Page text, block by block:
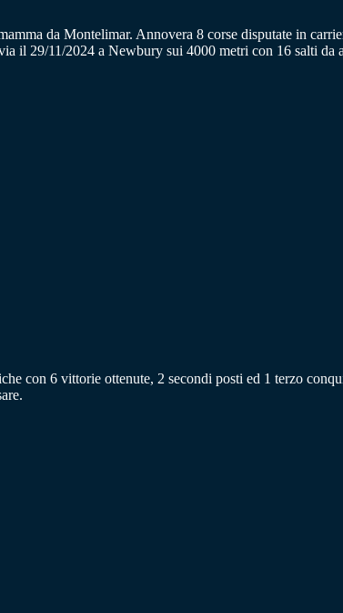
da Montelimar. Annovera 8 corse disputate in
il 29/11/2024 a Newbury sui 4000 metri con 16 salti da
con 6 vittorie ottenute, 2 secondi posti ed 1 terzo